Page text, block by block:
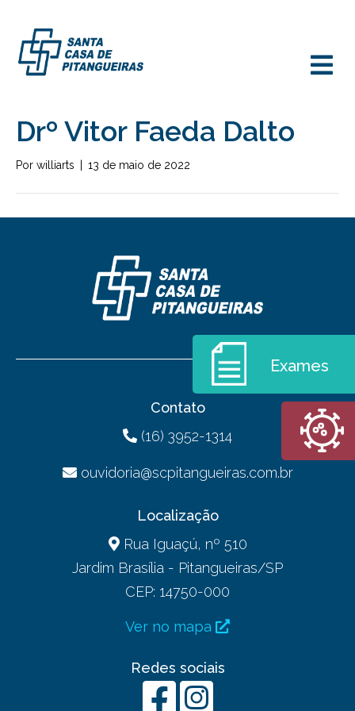
Drº Vitor Faeda Dalto
Por williarts 13 de maio de 2022
Contato
(16) 3952-1314
ouvidoria@scpitangueiras.com.br
Localização
Rua Iguaçú, nº 510
Jardim Brasília - Pitangueiras/SP
CEP: 14750-000
Ver no mapa
Redes sociais
Exames